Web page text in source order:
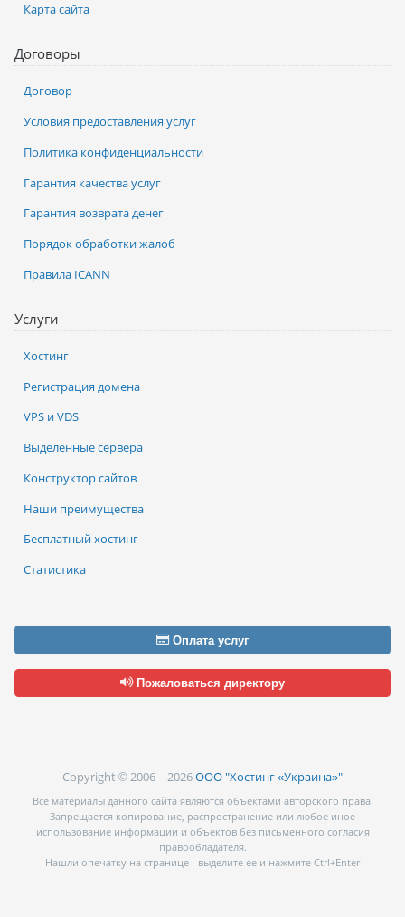
Услуги
Хостинг
Регистрация домена
VPS и VDS
Выделенные сервера
Конструктор сайтов
Наши преимущества
Бесплатный хостинг
Статистика
Карта сайта
Договоры
Договор
Условия предоставления услуг
Политика конфиденциальности
Гарантия качества услуг
Гарантия возврата денег
Порядок обработки жалоб
Правила ICANN
Оплата услуг
Пожаловаться директору
Copyright © 2006—2026ООО "Хостинг «Украина»"
Все материалы данного сайта являются объектами авторского права.
Запрещается копирование, распространение или любое иное
использование информации и объектов без письменного согласия
правообладателя.
Нашли опечатку на странице - выделите ее и нажмите Ctrl+Enter